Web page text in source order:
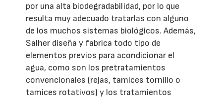
por una alta biodegradabilidad, por lo que
resulta muy adecuado tratarlas con alguno
de los muchos sistemas biológicos. Además,
Salher diseña y fabrica todo tipo de
elementos previos para acondicionar el
agua, como son los pretratamientos
convencionales (rejas, tamices tornillo o
tamices rotativos) y los tratamientos